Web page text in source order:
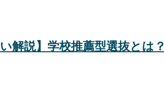
解説】学校推薦型選抜とは？